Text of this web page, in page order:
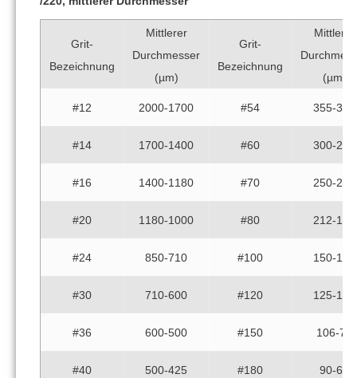
Grit-
Bezeichnung
Mittlerer
Durchmesser
(µm)
Grit-
Bezeichnung
Mittlerer
(µm)
#12 2000-1700 #54 355-300
#14 1700-1400 #60 300-250
#16 1400-1180 #70 250-212
#20 1180-1000 #80 212-180
#24 850-710 #100 150-125
#30 710-600 #120 125-106
#36 600-500 #150 106-75
#40 500-425 #180 90-63